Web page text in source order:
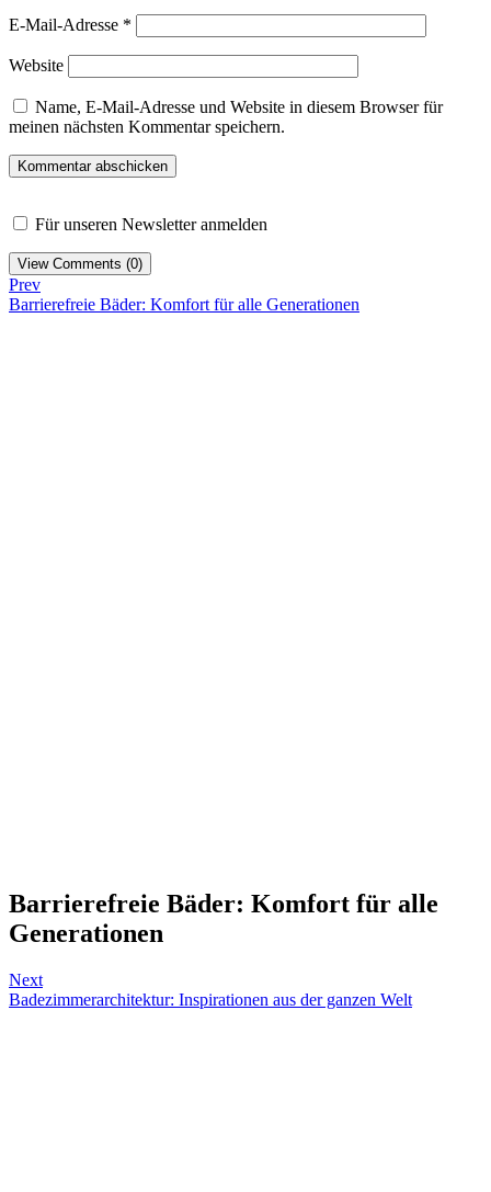
E-Mail-Adresse *
Website
Name, E-Mail-Adresse und Website in diesem Browser für
meinen nächsten Kommentar speichern.
Für unseren Newsletter anmelden
View Comments (0)
Prev
Barrierefreie Bäder: Komfort für alle Generationen
Barrierefreie Bäder: Komfort für alle
Generationen
Next
Badezimmerarchitektur: Inspirationen aus der ganzen Welt